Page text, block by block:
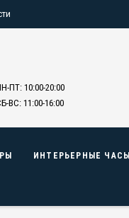
ПТ: 10:00-20:00
ВС: 11:00-16:00
ИНТЕРЬЕРНЫЕ ЧАСЫ